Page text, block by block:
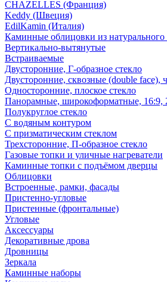
CHAZELLES (Франция)
Keddy (Швеция)
EdilKamin (Италия)
Каминные облицовки из натурального
Вертикально-вытянутые
Встраиваемые
Двусторонние, Г-образное стекло
Двусторонние, сквозные (double face),
Односторонние, плоское стекло
Панорамные, широкоформатные, 16:9,
Полукруглое стекло
С водяным контуром
С призматическим стеклом
Трехсторонние, П-образное стекло
Газовые топки и уличные нагреватели
Каминные топки с подъёмом дверцы
Облицовки
Встроенные, рамки, фасады
Пристенно-угловые
Пристенные (фронтальные)
Угловые
Аксессуары
Декоративные дрова
Дровницы
Зеркала
Каминные наборы